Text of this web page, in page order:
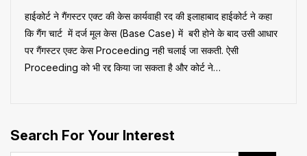
ने
की
बरी
तो
चल
हाईकोर्ट ने गैंगस्टर एक्ट की केस कार्यवाही रद की इलाहाबाद हाईकोर्ट ने कहा
कि गैंग चार्ट में दर्ज मूल केस (Base Case) में बरी होने के बाद उसी आधार
पर गैंगस्टर एक्ट केस Proceeding नही चलाई जा सकती. ऐसी
Proceeding को भी रद्द किया जा सकता है और कोर्ट ने…
Search For Your Interest